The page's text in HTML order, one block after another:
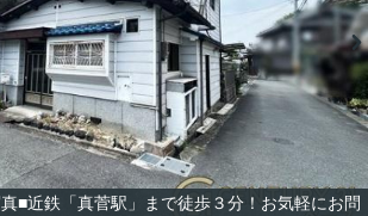
真■近鉄「真菅駅」まで徒歩３分！お気軽にお問